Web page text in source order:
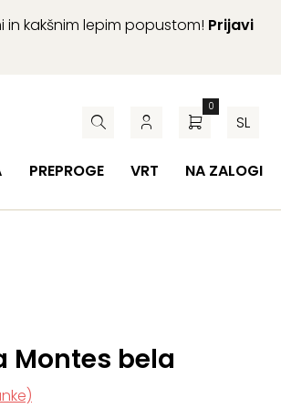
kakšnim lepim popustom! Prijavi
0
SL
PREPROGE VRT NA ZALOGI
Montes bela